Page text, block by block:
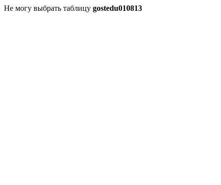
Не могу выбрать таблицу gostedu010813